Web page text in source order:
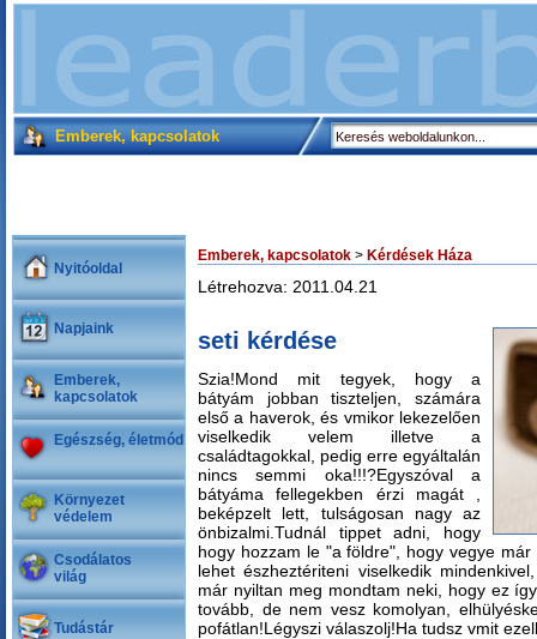
Emberek, kapcsolatok
Nyitóoldal
Napjaink
Emberek,
kapcsolatok
Egészség, életmód
Környezet
védelem
Csodálatos
világ
Tudástár
Emberek, kapcsolatok > Kérdések Háza
Létrehozva: 2011.04.21
seti kérdése
Szia!Mond mit tegyek, hogy a
bátyám jobban tiszteljen, számára
első a haverok, és vmikor lekezelően
viselkedik velem illetve a
családtagokkal, pedig erre egyáltalán
nincs semmi oka!!!?Egyszóval a
bátyáma fellegekben érzi magát ,
beképzelt lett, tulságosan nagy az
önbizalmi.Tudnál tippet adni, hogy
hogy hozzam le "a földre", hogy vegye
lehet észheztériteni viselkedik
már nyiltan meg mondtam neki, hogy ez
tovább, de nem vesz komolyan,
pofátlan!Légyszi válaszolj!Ha tudsz vmit